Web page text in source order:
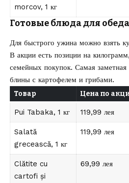
morcov, 1 кг
Готовые блюда для
Для быстрого ужина можно взять
В акции есть позиции на
семейных покупок. Самая
блины с картофелем и грибами.
Товар Цена по
Pui Tabaka, 1 кг 119,99 лея
Salată
grecească, 1 кг
119,99 лея
Clătite cu
cartofi și
69,99 лея